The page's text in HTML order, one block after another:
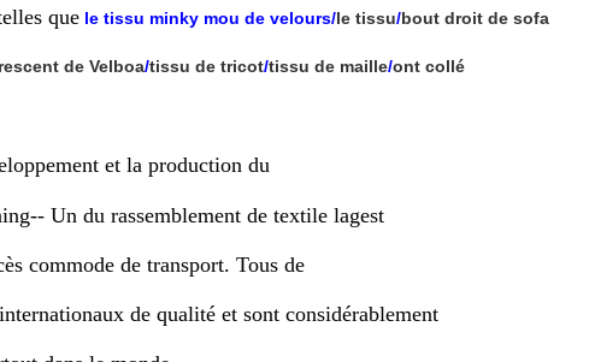
que le tissu minky mou de velours/le tissu/bout droit de sofa
de Velboa/tissu de tricot/tissu de maille/ont collé
et la production du
Un du rassemblement de textile lagest
commode de transport. Tous de
de qualité et sont considérablement